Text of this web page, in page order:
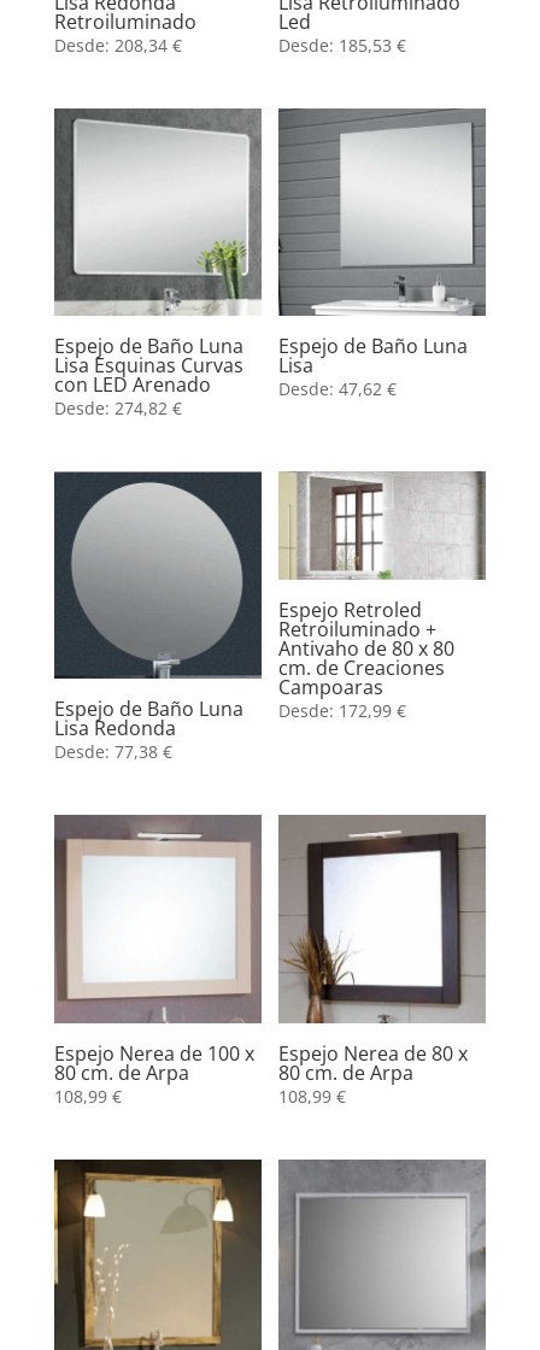
Retroiluminado
Desde: 208,34 €
Led
Desde: 185,53€
Espejo de Baño Luna
Lisa Esquinas Curvas
con LED Arenado
Desde: 274,82 €
Espejo de Baño Luna
Lisa
Desde:47,62€
Espejo de Baño Luna
Lisa Redonda
Desde: 77,38 €
Espejo Retroled
Retroiluminado +
Antivaho de 80 x 80
cm. de Creaciones
Campoaras
Desde: 172,99€
Espejo Nerea de 100 x
80 cm. de Arpa
108,99 €
Espejo Nerea de 80 x
80 cm. de Arpa
108,99€